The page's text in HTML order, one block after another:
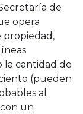
de
opera
propiedad,
la cantidad de
(pueden
al
un